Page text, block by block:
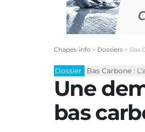
Chapes-info > Dossiers > Bas
Dossier Bas Carbone :
Une
bas